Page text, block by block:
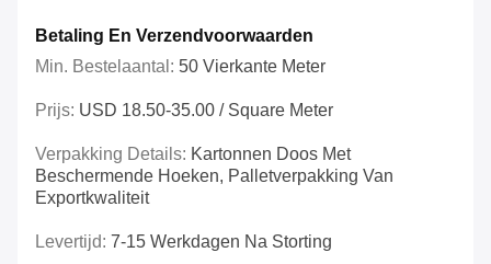
Betaling En Verzendvoorwaarden
Min. Bestelaantal: 50 Vierkante Meter
Prijs: USD 18.50-35.00 / Square Meter
Verpakking Details: Kartonnen Doos Met
Beschermende Hoeken, Palletverpakking Van
Exportkwaliteit
Levertijd: 7-15 Werkdagen Na Storting